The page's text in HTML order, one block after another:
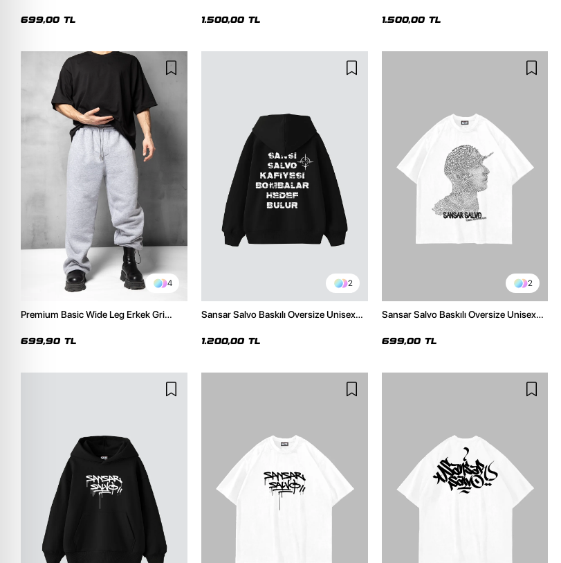
699,00 TL 1.500,00 TL 1.500,00 TL
4
Premium Basic Wide Leg Erkek Gri
699,90 TL
2
Sansar Salvo Baskılı Oversize Unisex
1.200,00 TL
2
Sansar Salvo Baskılı Oversize Unisex
699,00 TL